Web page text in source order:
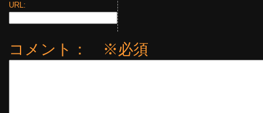
URL:
コメント： ※必須